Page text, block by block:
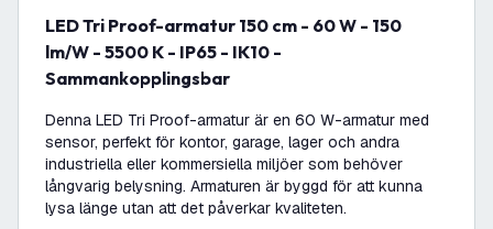
LED Tri Proof-armatur 150 cm - 60 W - 150
lm/W - 5500 K - IP65 - IK10 -
Sammankopplingsbar
Denna LED Tri Proof-armatur är en 60 W-armatur med
sensor, perfekt för kontor, garage, lager och andra
industriella eller kommersiella miljöer som behöver
långvarig belysning. Armaturen är byggd för att kunna
lysa länge utan att det påverkar kvaliteten.